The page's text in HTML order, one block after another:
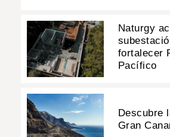
Naturgy
fortalecer
Pacífico
Descubre
Gran